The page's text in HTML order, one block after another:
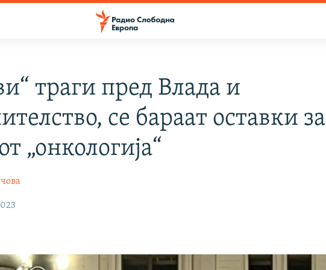
траги пред Влада и
се бараат оставки за
„онкологија“